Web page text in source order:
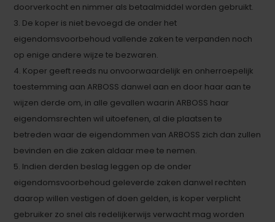
doorverkocht en nimmer als betaalmiddel worden gebruikt.
3. De koper is niet bevoegd de onder het
eigendomsvoorbehoud vallende zaken te verpanden noch
op enige andere wijze te bezwaren.
4. Koper geeft reeds nu onvoorwaardelijk en onherroepelijk
toestemming aan ARBOSS danwel aan en door haar aan te
wijzen derde om, in alle gevallen waarin ARBOSS haar
eigendomsrechten wil uitoefenen, al die plaatsen te
betreden waar de eigendommen van ARBOSS zich dan zullen
bevinden en die zaken aldaar mee te nemen.
5. Indien derden beslag leggen op de onder
eigendomsvoorbehoud geleverde zaken danwel rechten
daarop willen vestigen of doen gelden, is koper verplicht
gebruiker zo snel als redelijkerwijs verwacht mag worden